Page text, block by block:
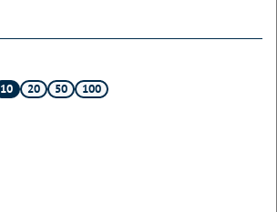
10 20 50 100